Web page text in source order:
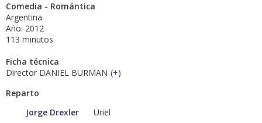
Comedia - Romántica
Argentina
Año: 2012
113 minutos
Ficha técnica
Director DANIEL BURMAN (+)
Reparto
Jorge Drexler
Uriel